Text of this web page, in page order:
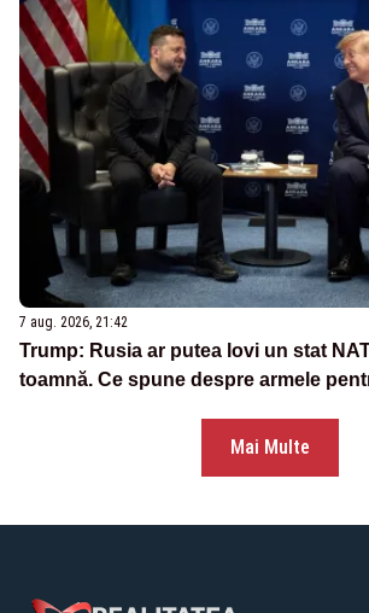
7 aug. 2026, 21:42
Trump: Rusia ar putea lovi un stat
toamnă. Ce spune despre armele
Mai Multe